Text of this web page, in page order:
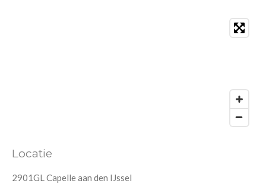
Locatie
2901GL Capelle aan den IJssel